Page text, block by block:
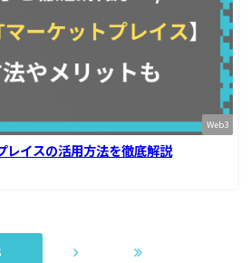
Web3
イスの活用方法を徹底解説